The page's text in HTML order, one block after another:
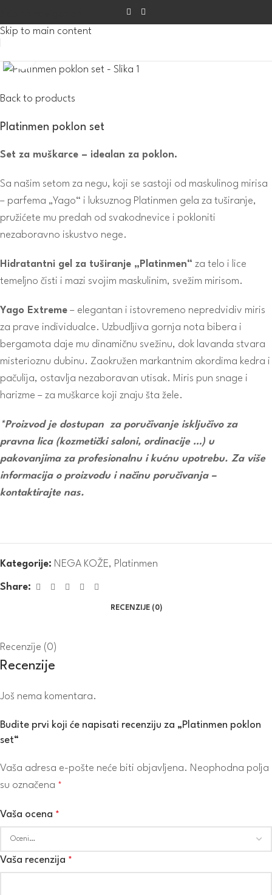
Skip to main content
Back to products
Platinmen poklon set
Set za muškarce – idealan za poklon.
Sa našim setom za negu, koji se sastoji od maskulinog mirisa
– parfema „Yago“ i luksuznog Platinmen gela za tuširanje,
pružićete mu predah od svakodnevice i pokloniti
nezaboravno iskustvo nege.
Hidratantni gel za tuširanje „Platinmen“ za telo i lice
temeljno čisti i mazi svojim maskulinim, svežim mirisom.
Yago Extreme – elegantan i istovremeno nepredvidiv miris
za prave individualce. Uzbudljiva gornja nota bibera i
bergamota daje mu dinamičnu svežinu, dok lavanda stvara
misterioznu dubinu. Zaokružen markantnim akordima kedra i
pačulija, ostavlja nezaboravan utisak. Miris pun snage i
harizme – za muškarce koji znaju šta žele.
*Proizvod je dostupan za poručivanje isključivo za
pravna lica (kozmetički saloni, ordinacije …) u
pakovanjima za profesionalnu i kućnu upotrebu. Za više
informacija o proizvodu i načinu poručivanja –
kontaktirajte nas.
Kategorije: NEGA KOŽE, Platinmen
Share:
RECENZIJE (0)
Recenzije (0)
Recenzije
Još nema komentara.
Budite prvi koji će napisati recenziju za „Platinmen poklon
set“
Vaša adresa e-pošte neće biti objavljena. Neophodna polja
su označena *
Vaša ocena *
Vaša recenzija *